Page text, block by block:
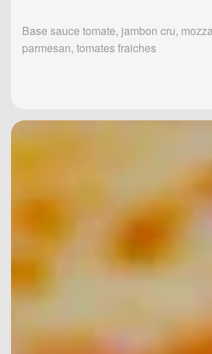
Base sauce tomate, jambon cru,
parmesan, tomates fraiches